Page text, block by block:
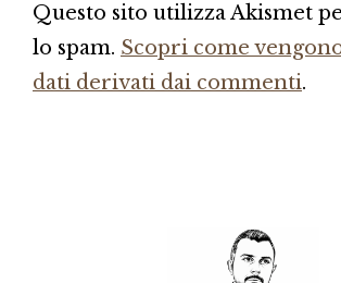
Questo sito utilizza Akismet
lo spam. Scopri come
dati derivati dai commenti.